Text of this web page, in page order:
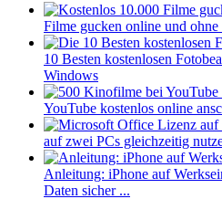
Filme gucken online und
10 Besten kostenlosen
Windows
YouTube kostenlos online
auf zwei PCs gleichzeitig
Anleitung: iPhone auf
Daten sicher ...